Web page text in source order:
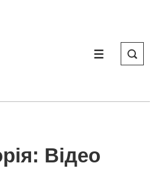
МЕНЮ
Відео